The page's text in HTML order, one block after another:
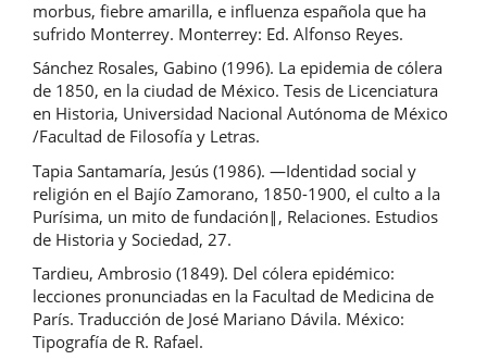
morbus, fiebre amarilla, e influenza española que ha
sufrido Monterrey. Monterrey: Ed. Alfonso Reyes.
Sánchez Rosales, Gabino (1996). La epidemia de cólera
de 1850, en la ciudad de México. Tesis de Licenciatura
en Historia, Universidad Nacional Autónoma de México
/Facultad de Filosofía y Letras.
Tapia Santamaría, Jesús (1986). ―Identidad social y
religión en el Bajío Zamorano, 1850-1900, el culto a la
Purísima, un mito de fundación‖, Relaciones. Estudios
de Historia y Sociedad, 27.
Tardieu, Ambrosio (1849). Del cólera epidémico:
lecciones pronunciadas en la Facultad de Medicina de
París. Traducción de José Mariano Dávila. México:
Tipografía de R. Rafael.